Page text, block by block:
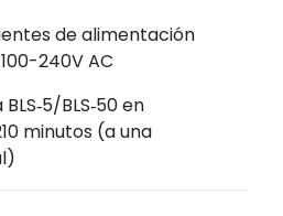
de alimentación
240V AC
BLS‑50 en
minutos (a una